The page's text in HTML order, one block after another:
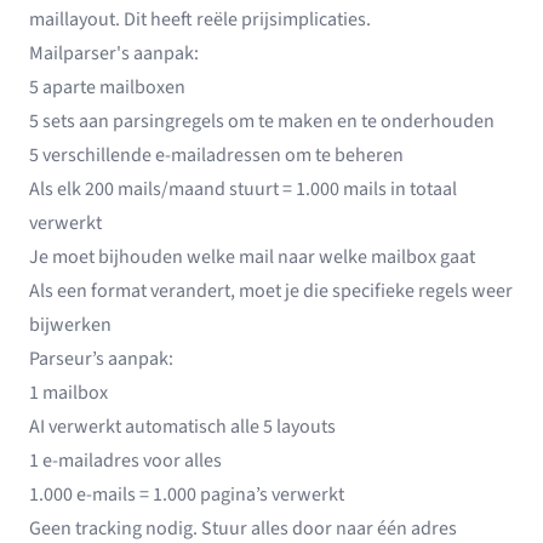
maillayout. Dit heeft reële prijsimplicaties.
Mailparser's aanpak:
5 aparte mailboxen
5 sets aan parsingregels om te maken en te onderhouden
5 verschillende e-mailadressen om te beheren
Als elk 200 mails/maand stuurt = 1.000 mails in totaal
verwerkt
Je moet bijhouden welke mail naar welke mailbox gaat
Als een format verandert, moet je die specifieke regels weer
bijwerken
Parseur’s aanpak:
1 mailbox
AI verwerkt automatisch alle 5 layouts
1 e-mailadres voor alles
1.000 e-mails = 1.000 pagina’s verwerkt
Geen tracking nodig. Stuur alles door naar één adres